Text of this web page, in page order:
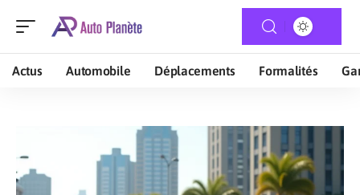
Actus Automobile Déplacements Formalités